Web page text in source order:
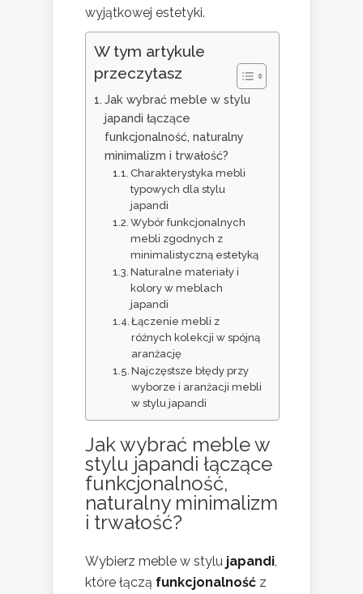
wyjątkowej estetyki.
W tym artykule
przeczytasz
Jak wybrać meble w stylu
japandi łączące
funkcjonalność, naturalny
minimalizm i trwałość?
Charakterystyka mebli
typowych dla stylu
japandi
Wybór funkcjonalnych
mebli zgodnych z
minimalistyczną estetyką
Naturalne materiały i
kolory w meblach
japandi
Łączenie mebli z
różnych kolekcji w spójną
aranżację
Najczęstsze błędy przy
wyborze i aranżacji mebli
w stylu japandi
Jak wybrać meble w
stylu japandi łączące
funkcjonalność,
naturalny minimalizm
i trwałość?
Wybierz meble w stylu japandi,
które łączą funkcjonalność z